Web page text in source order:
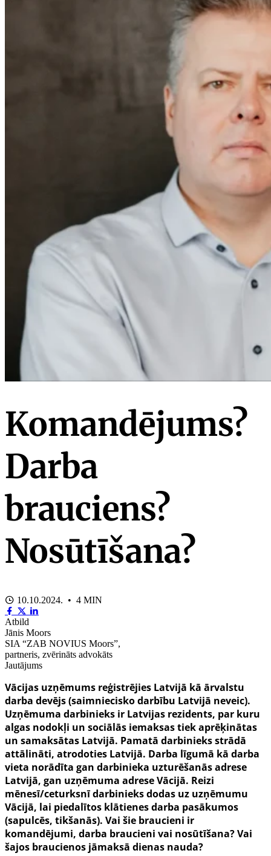
Komandējums?
Darba
brauciens?
Nosūtīšana?
10.10.2024. • 4 MIN
Atbild
Jānis Moors
SIA “ZAB NOVIUS Moors”,
partneris, zvērināts advokāts
Jautājums
Vācijas uzņēmums reģistrējies Latvijā kā ārvalstu
darba devējs (saimniecisko darbību Latvijā neveic).
Uzņēmuma darbinieks ir Latvijas rezidents, par kuru
algas nodokļi un sociālās iemaksas tiek aprēķinātas
un samaksātas Latvijā. Pamatā darbinieks strādā
attālināti, atrodoties Latvijā. Darba līgumā kā darba
vieta norādīta gan darbinieka uzturēšanās adrese
Latvijā, gan uzņēmuma adrese Vācijā. Reizi
mēnesī/ceturksnī darbinieks dodas uz uzņēmumu
Vācijā, lai piedalītos klātienes darba pasākumos
(sapulcēs, tikšanās). Vai šie braucieni ir
komandējumi, darba braucieni vai nosūtīšana? Vai
šajos braucienos jāmaksā dienas nauda?